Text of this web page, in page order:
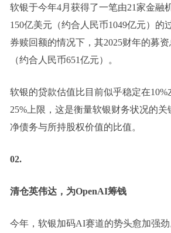
软银于今年4月获得了一笔由21家金融
150亿美元（约合人民币1049亿元）的
券赎回额的情况下，其2025财年的募
（约合人民币651亿元）。
软银的贷款估值比目前似乎稳定在
25%上限，这是衡量软银财务状况的
净债务与所持股权价值的比值。
02.
清仓英伟达，为OpenAI筹钱
今年，软银加码AI赛道的势头愈加强劲